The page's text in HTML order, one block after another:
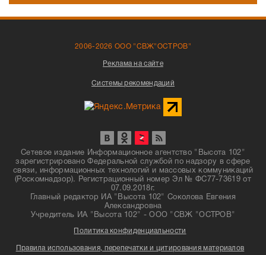
2006-2026 ООО "СВЖ"ОСТРОВ"
Реклама на сайте
Системы рекомендаций
Сетевое издание Информационное агентство "Высота 102"
зарегистрировано Федеральной службой по надзору в сфере
связи, информационных технологий и массовых коммуникаций
(Роскомнадзор). Регистрационный номер Эл № ФС77-73619 от
07.09.2018г.
Главный редактор ИА "Высота 102" Соколова Евгения
Александровна
Учредитель ИА "Высота 102" - ООО "СВЖ "ОСТРОВ"
Политика конфиденциальности
Правила использования, перепечатки и цитирования материалов